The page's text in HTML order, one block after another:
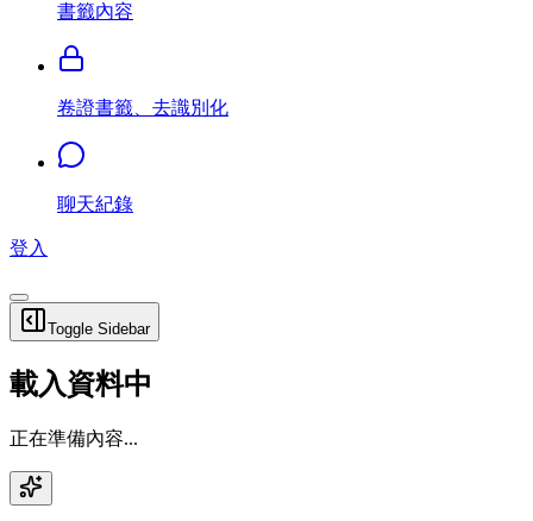
書籤內容
卷證書籤、去識別化
聊天紀錄
登入
Toggle Sidebar
載入資料中
正在準備內容...